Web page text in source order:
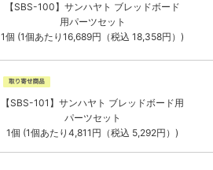
【SBS-100】サンハヤト ブレッドボード
用パーツセット
1個 (1個あたり16,689円（税込 18,358円）)
【SBS-101】サンハヤト ブレッドボード用
パーツセット
1個 (1個あたり4,811円（税込 5,292円）)